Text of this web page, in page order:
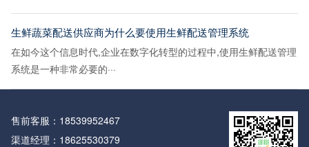
生鲜蔬菜配送供应商为什么要使用生鲜配送管理系统
在如今这个信息时代,企业在数字化转型的过程中,使用生鲜配送管理
系统是一种非常必要的···
售前客服： 18539952467
渠道经理： 18625530379